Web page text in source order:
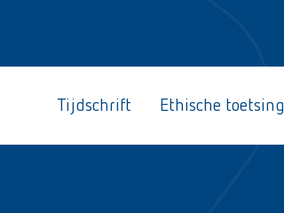
Tijdschrift Ethische toetsing